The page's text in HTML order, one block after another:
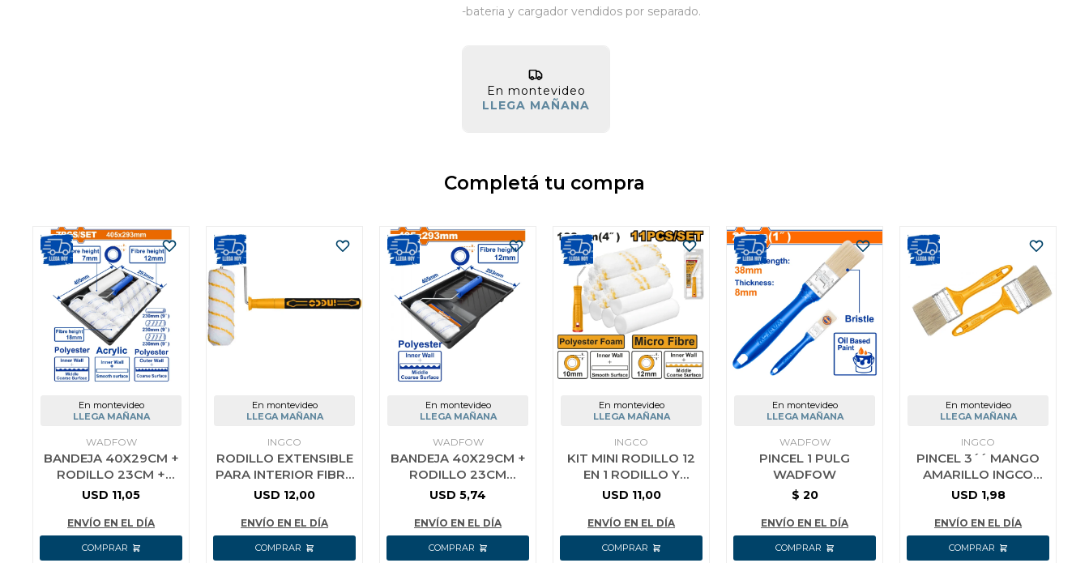
-bateria y cargador vendidos por separado.
En montevideo
LLEGA MAÑANA
Completá tu compra
En montevideo
LLEGA MAÑANA
WADFOW
BANDEJA 40X29CM +
RODILLO 23CM +
REPUESTOS
USD 11,05
ENVÍO EN EL DÍA
En montevideo
LLEGA MAÑANA
INGCO
RODILLO EXTENSIBLE
PARA INTERIOR FIBRA
23CM INGCO
USD 12,00
ENVÍO EN EL DÍA
En montevideo
LLEGA MAÑANA
WADFOW
BANDEJA 40X29CM +
RODILLO 23CM
POLIESTER WCB3H39
USD 5,74
ENVÍO EN EL DÍA
En montevideo
LLEGA MAÑANA
INGCO
KIT MINI RODILLO 12
EN 1 RODILLO Y
REPUESTO INGCO
USD 11,00
ENVÍO EN EL DÍA
En montevideo
LLEGA MAÑANA
WADFOW
PINCEL 1 PULG
WADFOW
$ 20
ENVÍO EN EL DÍA
En montevideo
LLEGA MAÑANA
INGCO
PINCEL 3´´ MANGO
AMARILLO INGCO
CHPTB78603
USD 1,98
ENVÍO EN EL DÍA